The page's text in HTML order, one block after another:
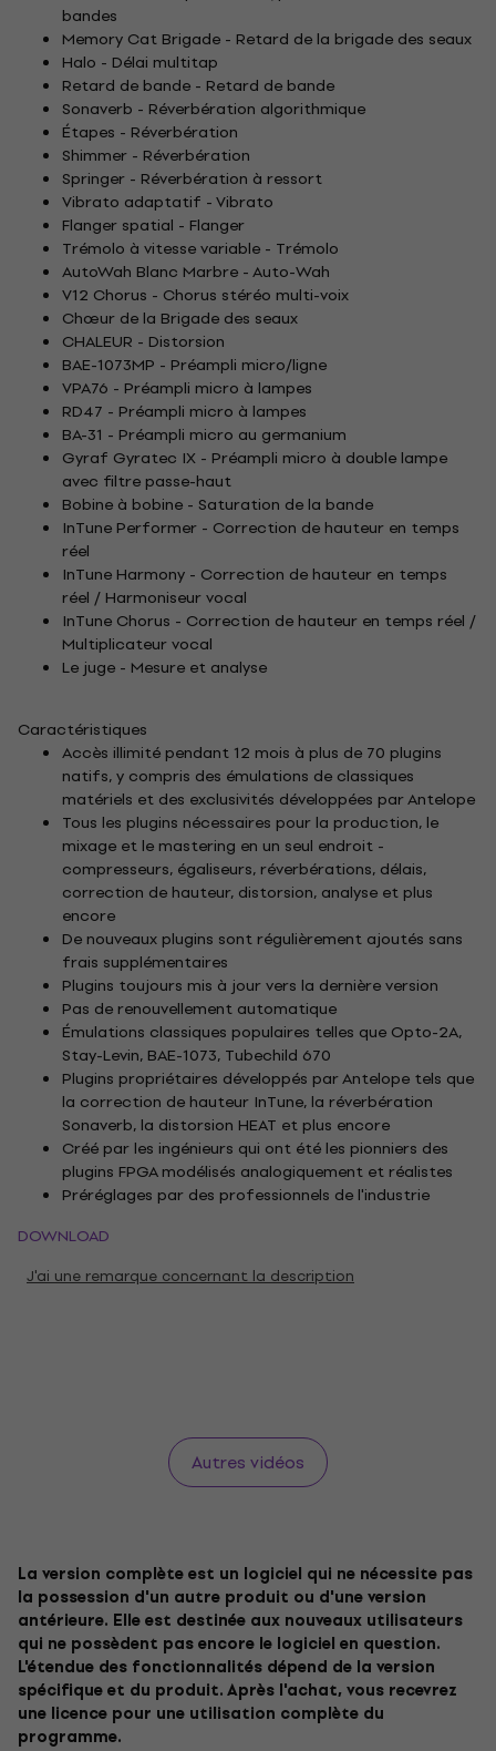
bandes
Memory Cat Brigade - Retard de la brigade des seaux
Halo - Délai multitap
Retard de bande - Retard de bande
Sonaverb - Réverbération algorithmique
Étapes - Réverbération
Shimmer - Réverbération
Springer - Réverbération à ressort
Vibrato adaptatif - Vibrato
Flanger spatial - Flanger
Trémolo à vitesse variable - Trémolo
AutoWah Blanc Marbre - Auto-Wah
V12 Chorus - Chorus stéréo multi-voix
Chœur de la Brigade des seaux
CHALEUR - Distorsion
BAE-1073MP - Préampli micro/ligne
VPA76 - Préampli micro à lampes
RD47 - Préampli micro à lampes
BA-31 - Préampli micro au germanium
Gyraf Gyratec IX - Préampli micro à double lampe
avec filtre passe-haut
Bobine à bobine - Saturation de la bande
InTune Performer - Correction de hauteur en temps
réel
InTune Harmony - Correction de hauteur en temps
réel / Harmoniseur vocal
InTune Chorus - Correction de hauteur en temps réel /
Multiplicateur vocal
Le juge - Mesure et analyse
Caractéristiques
Accès illimité pendant 12 mois à plus de 70 plugins
natifs, y compris des émulations de classiques
matériels et des exclusivités développées par Antelope
Tous les plugins nécessaires pour la production, le
mixage et le mastering en un seul endroit -
compresseurs, égaliseurs, réverbérations, délais,
correction de hauteur, distorsion, analyse et plus
encore
De nouveaux plugins sont régulièrement ajoutés sans
frais supplémentaires
Plugins toujours mis à jour vers la dernière version
Pas de renouvellement automatique
Émulations classiques populaires telles que Opto-2A,
Stay-Levin, BAE-1073, Tubechild 670
Plugins propriétaires développés par Antelope tels que
la correction de hauteur InTune, la réverbération
Sonaverb, la distorsion HEAT et plus encore
Créé par les ingénieurs qui ont été les pionniers des
plugins FPGA modélisés analogiquement et réalistes
Préréglages par des professionnels de l'industrie
DOWNLOAD
J'ai une remarque concernant la description
Autres vidéos
La version complète est un logiciel qui ne nécessite pas
la possession d'un autre produit ou d'une version
antérieure. Elle est destinée aux nouveaux utilisateurs
qui ne possèdent pas encore le logiciel en question.
L'étendue des fonctionnalités dépend de la version
spécifique et du produit. Après l'achat, vous recevrez
une licence pour une utilisation complète du
programme.